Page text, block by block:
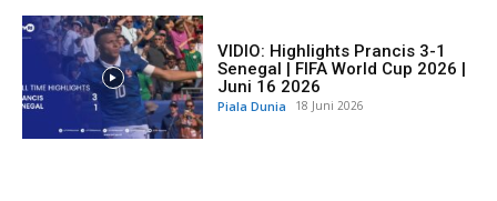
VIDIO: Highlights Prancis 3-1
Senegal | FIFA World Cup 2026 |
Juni 16 2026
Piala Dunia 18 Juni 2026